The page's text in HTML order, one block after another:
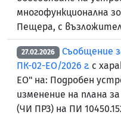
многофункционална
Пещера, с
27.02.2026
Съобщение
ПК-02-ЕО/2026 г. с
ЕО" на: Подробен
изменение на плана
(ЧИ ПРЗ) на ПИ